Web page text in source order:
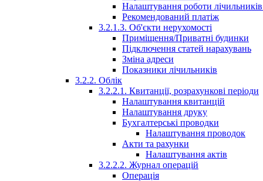
Налаштування роботи
Рекомендований платіж
3.2.1.3. Об'єкти нерухомості
Приміщення/Приватні будинки
Підключення статей нарахувань
Зміна адреси
Показники лічильників
3.2.2. Облік
3.2.2.1. Квитанції, розрахункові періоди
Налаштування квитанцій
Налаштування друку
Бухгалтерські проводки
Налаштування проводок
Акти та рахунки
Налаштування актів
3.2.2.2. Журнал операцій
Операція